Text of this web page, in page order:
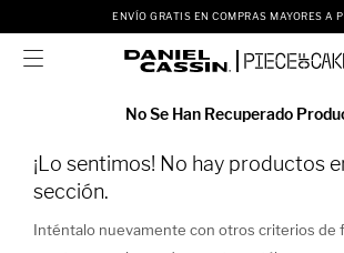
ENVÍO GRATIS EN COMPRAS MAYORES A

No Se Han Recuperado
¡Lo sentimos! No hay productos
sección.
Inténtalo nuevamente con otros criterios de